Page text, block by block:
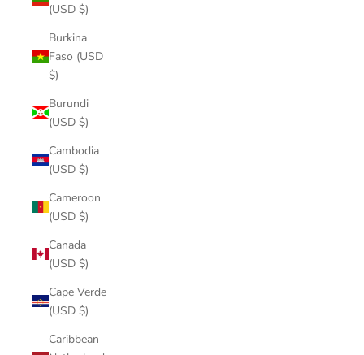
(USD $)
Burkina
Faso (USD
$)
Burundi
(USD $)
Cambodia
(USD $)
Cameroon
(USD $)
Canada
(USD $)
Cape Verde
(USD $)
Caribbean